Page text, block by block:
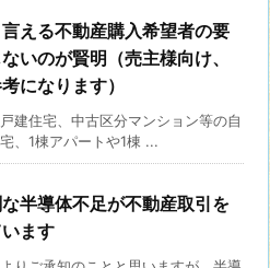
える不動産購入希望者の要
いのが賢明（売主様向け、
になります）
建住宅、中古区分マンション等の自
、1棟アパートや1棟 ...
半導体不足が不動産取引を
ます